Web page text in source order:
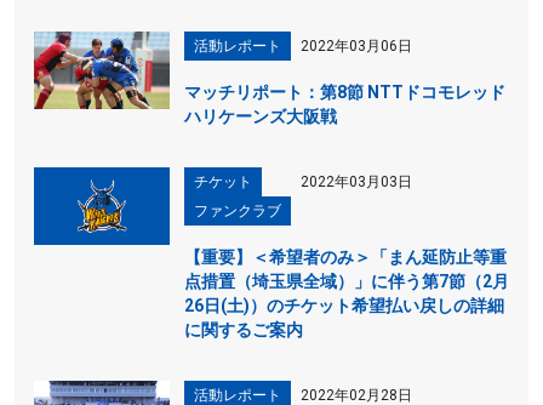
活動レポート 2022年03月06日
マッチリポート：第8節 NTTドコモレッド
ハリケーンズ大阪戦
チケット
ファンクラブ
2022年03月03日
【重要】＜希望者のみ＞「まん延防止等重
点措置（埼玉県全域）」に伴う第7節（2月
26日(土)）のチケット希望払い戻しの詳細
に関するご案内
活動レポート 2022年02月28日